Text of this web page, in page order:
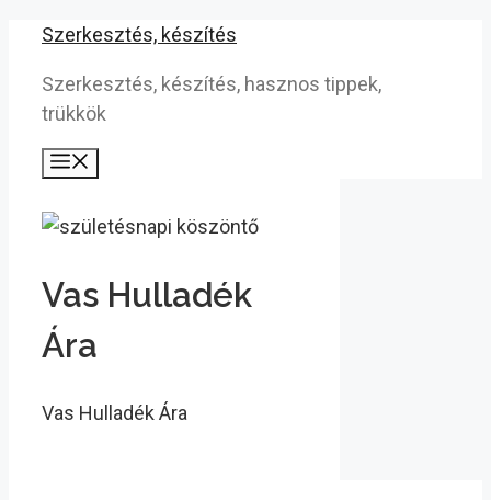
Kilépés
tartalomba
Szerkesztés, készítés
Szerkesztés, készítés, hasznos tippek,
trükkök
Vas Hulladék
Ára
Vas Hulladék Ára